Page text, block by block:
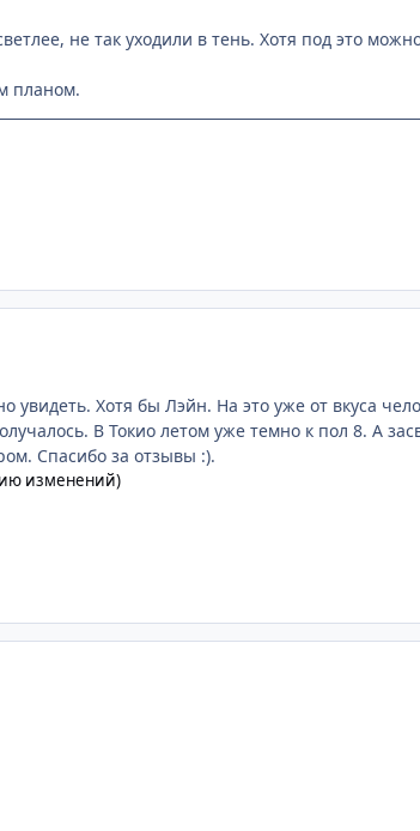
не так уходили в тень. Хотя под это
планом.
Хотя бы Лэйн. На это уже от вкуса
В Токио летом уже темно к пол 8. А
Спасибо за отзывы :).
изменений)